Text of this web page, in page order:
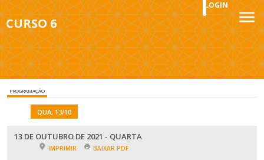
CURSO 6
LOGIN
PROGRAMAÇÃO
QUA, 13/10
13 DE OUTUBRO DE 2021 - QUARTA
IMPRIMIR BAIXAR PDF